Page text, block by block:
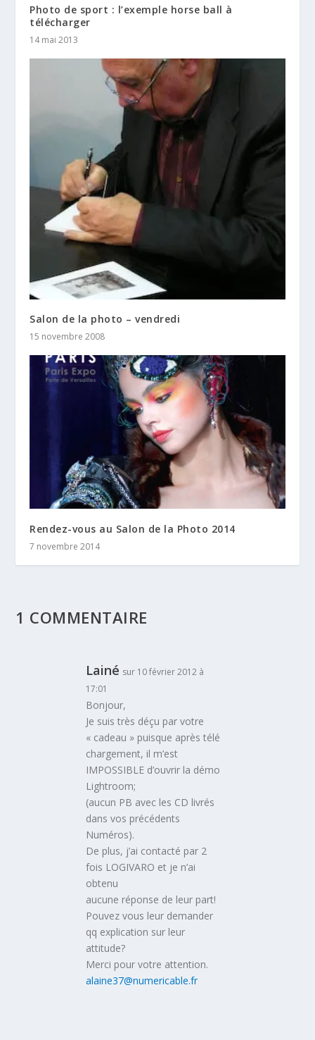
Photo de sport : l’exemple horse ball à
télécharger
14 mai 2013
Salon de la photo – vendredi
15 novembre 2008
Rendez-vous au Salon de la Photo 2014
7 novembre 2014
1 COMMENTAIRE
Lainé sur 10 février 2012 à
17:01
Bonjour,
Je suis très déçu par votre
« cadeau » puisque après télé
chargement, il m’est
IMPOSSIBLE d’ouvrir la démo
Lightroom;
(aucun PB avec les CD livrés
dans vos précédents
Numéros).
De plus, j’ai contacté par 2
fois LOGIVARO et je n’ai
obtenu
aucune réponse de leur part!
Pouvez vous leur demander
qq explication sur leur
attitude?
Merci pour votre attention.
alaine37@numericable.fr